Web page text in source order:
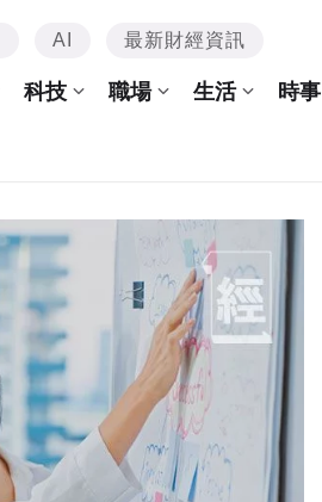
AI 最新財經資訊
科技 職場 生活 時事